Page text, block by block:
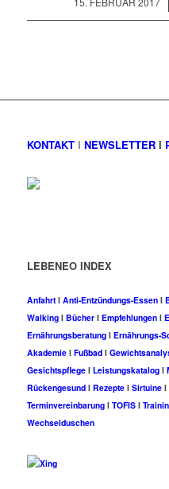
KONTAKTI NEWSLETTERI
LEBENEO INDEX
AnfahrtI Anti-Entzündungs-EssenI
WalkingI BücherI EmpfehlungenI
ErnährungsberatungI Ernährungs-
AkademieI FußbadI
GesichtspflegeI LeistungskatalogI
RückengesundI RezepteI SirtuineI
TerminvereinbarungI TOFISI
Wechselduschen